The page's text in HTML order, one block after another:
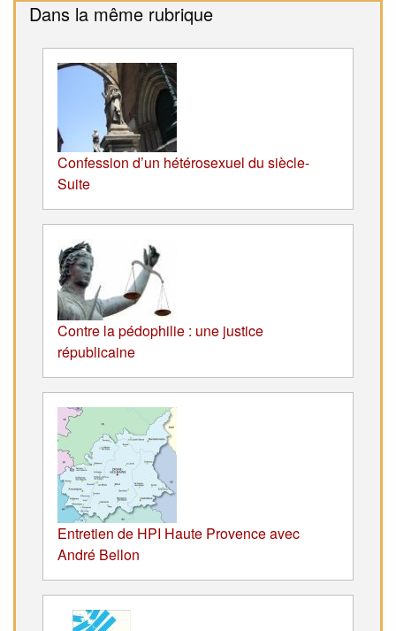
Dans la même rubrique
Confession d’un hétérosexuel du siècle-
Suite
Contre la pédophilie : une justice
républicaine
Entretien de HPI Haute Provence avec
André Bellon